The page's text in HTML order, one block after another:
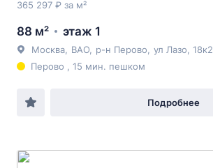
365 297 ₽ за м²
88 м² этаж 1
Москва ВАО р-н Перово ул Лазо , 18к2
Перово , 15 мин. пешком
Подробнее